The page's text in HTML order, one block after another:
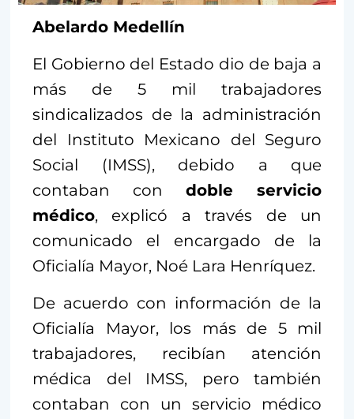
Abelardo Medellín
El Gobierno del Estado dio de baja a
más de 5 mil trabajadores
sindicalizados de la administración
del Instituto Mexicano del Seguro
Social (IMSS), debido a que
contaban con doble servicio
médico, explicó a través de un
comunicado el encargado de la
Oficialía Mayor, Noé Lara Henríquez.
De acuerdo con información de la
Oficialía Mayor, los más de 5 mil
trabajadores, recibían atención
médica del IMSS, pero también
contaban con un servicio médico